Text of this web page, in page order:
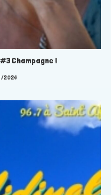
Champagne !
2024